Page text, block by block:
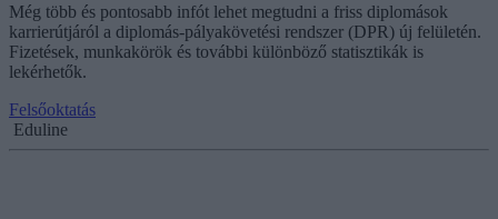
Még több és pontosabb infót lehet megtudni a friss diplomások
karrierútjáról a diplomás-pályakövetési rendszer (DPR) új felületén.
Fizetések, munkakörök és további különböző statisztikák is
lekérhetők.
Felsőoktatás
Eduline